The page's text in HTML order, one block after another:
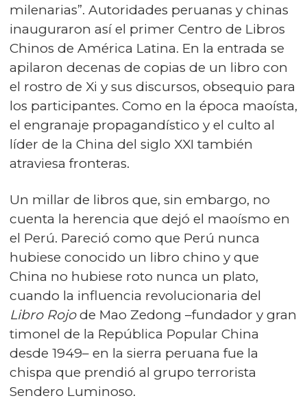
milenarias”. Autoridades peruanas y chinas
inauguraron así el primer Centro de Libros
Chinos de América Latina. En la entrada se
apilaron decenas de copias de un libro con
el rostro de Xi y sus discursos, obsequio para
los participantes. Como en la época maoísta,
el engranaje propagandístico y el culto al
líder de la China del siglo XXI también
atraviesa fronteras.
Un millar de libros que, sin embargo, no
cuenta la herencia que dejó el maoísmo en
el Perú. Pareció como que Perú nunca
hubiese conocido un libro chino y que
China no hubiese roto nunca un plato,
cuando la influencia revolucionaria del
Libro Rojode Mao Zedong –fundador y gran
timonel de la República Popular China
desde 1949– en la sierra peruana fue la
chispa que prendió al grupo terrorista
Sendero Luminoso.